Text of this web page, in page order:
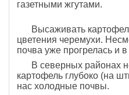
газетными жгутами.
Высаживать
цветения черемухи.
почва уже прогрелась и
В северных районах
картофель глубоко (на
нас холодные почвы.